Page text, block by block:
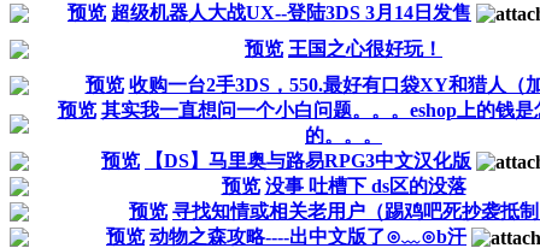
预览 超级机器人大战UX--登陆3DS 3月14日发售
预览 王国之心很好玩！
预览 收购一台2手3DS，550.最好有口袋XY和猎人（
预览 其实我一直想问一个小白问题。。。eshop上的钱是
的。。。
预览
【DS】马里奥与路易RPG3中文汉化版
预览 没事 吐槽下 ds区的没落
预览 寻找知情或相关老用户（踢鸡吧死抄袭抵
预览 动物之森攻略----出中文版了⊙﹏⊙b汗